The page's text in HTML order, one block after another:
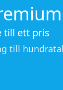
till ett pris
till